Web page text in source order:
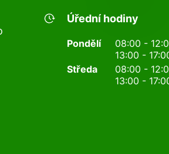
Úřední hodiny
Pondělí
08:00 -
13:00 -
Středa
08:00 -
13:00 -